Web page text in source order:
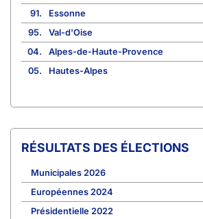
91.
Essonne
95.
Val-d'Oise
04.
Alpes-de-Haute-Provence
05.
Hautes-Alpes
RÉSULTATS DES ÉLECTIONS
Municipales 2026
Européennes 2024
Présidentielle 2022